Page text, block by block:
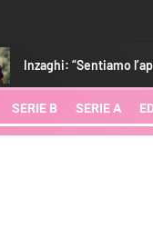
“Sentiamo l’appoggio
SERIE B SERIE A